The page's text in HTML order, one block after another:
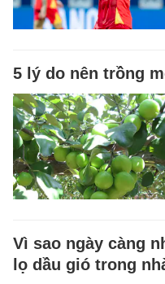
5 lý do nên trồng
Vì sao ngày càng
lọ dầu gió trong